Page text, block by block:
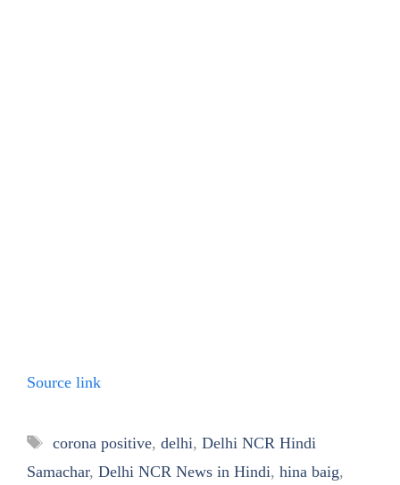
Source link
Tags
corona positive, delhi, Delhi NCR Hindi
Samachar, Delhi NCR News in Hindi, hina baig,